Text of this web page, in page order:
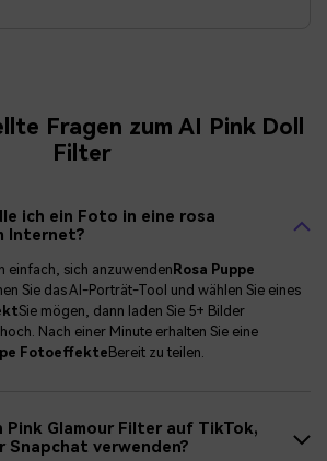
Fragen zum AI Pink Doll
Filter
ich ein Foto in eine rosa
Internet?
einfach, sich anzuwenden Rosa Puppe
Sie das AI-Porträt-Tool und wählen Sie eines
Sie mögen, dann laden Sie 5+ Bilder
Nach einer Minute erhalten Sie eine
Fotoeffekte Bereit zu teilen.
Pink Glamour Filter auf TikTok,
Snapchat verwenden?